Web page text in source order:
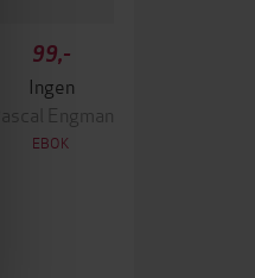
99,-
Ingen
Pascal Engman
EBOK